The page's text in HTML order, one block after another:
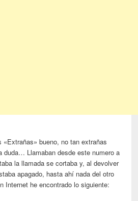
«Extrañas» bueno, no tan extrañas
duda… Llamaban desde este numero a
la llamada se cortaba y, al devolver
apagado, hasta ahí nada del otro
Internet he encontrado lo siguiente: